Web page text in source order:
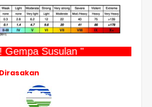
Gempa Susulan "